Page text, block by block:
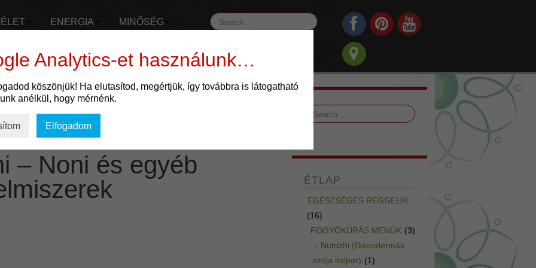
ÉLET ENERGIA MINŐSÉG
– Noni és egyéb
ÉTLAP
EGÉSZSÉGES REGGELIK
(16)
FOGYÓKÚRÁS MENÜK (3)
– Nutrizhi (Ganodermás
szója italpor) (1)
Analytics-et használunk…
köszönjük! Ha elutasítod, megértjük, így továbbra is látogatható
anélkül, hogy mérnénk.
Elfogadom